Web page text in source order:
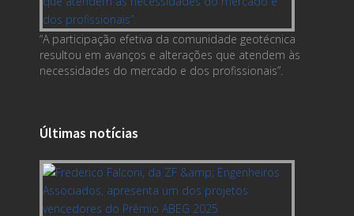
“A participação efetiva da comunidade geotécnica
resultou em avanços e alterações que atendem às
necessidades do mercado e dos profissionais”.
Últimas notícias